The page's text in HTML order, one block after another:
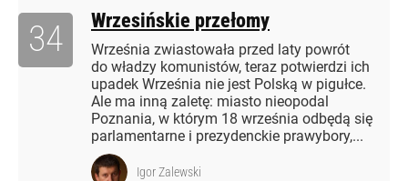
Wrzesińskie przełomy
Września zwiastowała przed laty powrót
do władzy komunistów, teraz potwierdzi ich
upadek Września nie jest Polską w pigułce.
Ale ma inną zaletę: miasto nieopodal
Poznania, w którym 18 września odbędą się
parlamentarne i prezydenckie prawybory,...
34
Igor Zalewski